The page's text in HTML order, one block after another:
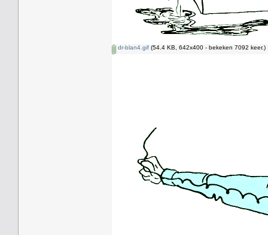
dr-blan4.gif (54.4 KB, 642x400 - bekeken 7092 keer.)